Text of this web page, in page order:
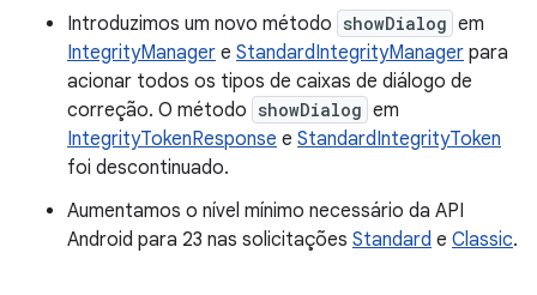
Introduzimos um novo método showDialog em
IntegrityManager e StandardIntegrityManager para
acionar todos os tipos de caixas de diálogo de
correção. O método showDialog em
IntegrityTokenResponse e StandardIntegrityToken
foi descontinuado.
Aumentamos o nível mínimo necessário da API
Android para 23 nas solicitações Standard e Classic.